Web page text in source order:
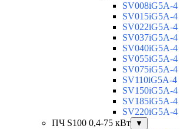
SV008iG5A-4
SV015iG5A-4
SV022iG5A-4
SV037iG5A-4
SV040iG5A-4
SV055iG5A-4
SV075iG5A-4
SV110iG5A-4
SV150iG5A-4
SV185iG5A-4
SV220iG5A-4
ПЧ S100 0,4-75 кВт
▼